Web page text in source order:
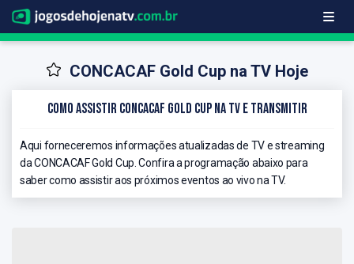
CONCACAF Gold Cup na TV Hoje
Como Assistir CONCACAF Gold Cup na TV e Transmitir
Aqui forneceremos informações atualizadas de TV e streaming
da CONCACAF Gold Cup. Confira a programação abaixo para
saber como assistir aos próximos eventos ao vivo na TV.